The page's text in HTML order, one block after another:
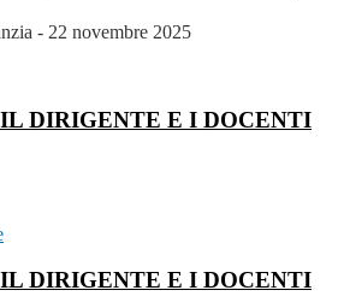
- 22 novembre 2025
DIRIGENTE E I DOCENTI
DIRIGENTE E I DOCENTI